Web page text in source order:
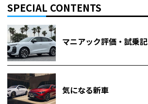
SPECIAL CONTENTS
マニアック評価・試乗記
気になる新車